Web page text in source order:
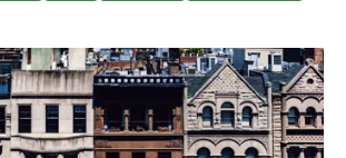
剛啟用的「黃金級綠建築」政大公企中
企業可運用國際「科學基礎減碳目標倡
自身減碳目標並訂定明確行動方案。建
睫 近六成企業未公布任何淨零目標根據
（UNEP）2021年研究指出，建築及營